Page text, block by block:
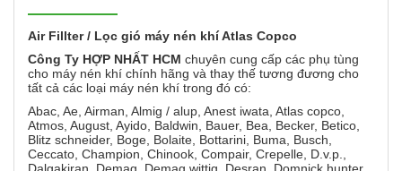
Air Fillter / Lọc gió máy nén khí Atlas Copco
Công Ty HỢP NHẤT HCM chuyên cung cấp các phụ tùng
cho máy nén khí chính hãng và thay thế tương đương cho
tất cả các loại máy nén khí trong đó có:
Abac, Ae, Airman, Almig / alup, Anest iwata, Atlas copco,
Atmos, August, Ayido, Baldwin, Bauer, Bea, Becker, Betico,
Blitz schneider, Boge, Bolaite, Bottarini, Buma, Busch,
Ceccato, Champion, Chinook, Compair, Crepelle, D.v.p.,